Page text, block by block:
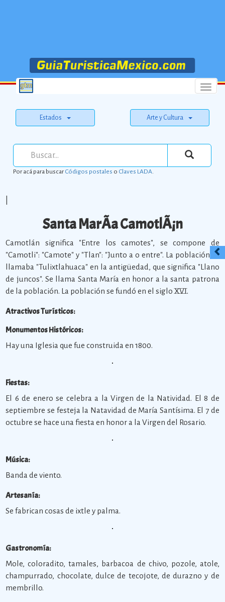
Menu
Estados Arte y Cultura
Por acá para buscarCódigos postales o Claves LADA.
Santa MarÃ­a CamotlÃ¡n
Camotlán significa "Entre los camotes", se compone de
"Camotli": "Camote" y "Tlan": "Junto a o entre". La población se
llamaba "Tulixtlahuaca" en la antigüedad, que significa "Llano
de juncos". Se llama Santa María en honor a la santa patrona
de la población. La población se fundó en el siglo XVI.
Atractivos Turísticos:
Monumentos Históricos:
Hay una Iglesia que fue construida en 1800.
Fiestas:
El 6 de enero se celebra a la Virgen de la Natividad. El 8 de
septiembre se festeja la Natavidad de María Santísima. El 7 de
octubre se hace una fiesta en honor a la Virgen del Rosario.
Música:
Banda de viento.
Artesanía:
Se fabrican cosas de ixtle y palma.
Gastronomía:
Mole, coloradito, tamales, barbacoa de chivo, pozole, atole,
champurrado, chocolate, dulce de tecojote, de durazno y de
membrillo.